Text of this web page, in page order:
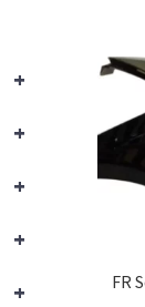
FR
+
+
+
+
+